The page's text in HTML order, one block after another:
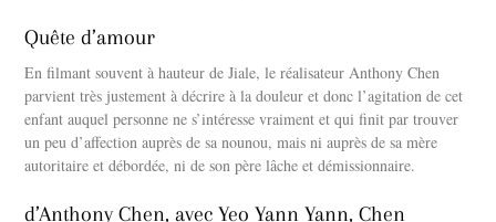
Quête d’amour
En filmant souvent à hauteur de Jiale, le réalisateur Anthony Chen
parvient très justement à décrire à la douleur et donc l’agitation de cet
enfant auquel personne ne s’intéresse vraiment et qui finit par trouver
un peu d’affection auprès de sa nounou, mais ni auprès de sa mère
autoritaire et débordée, ni de son père lâche et démissionnaire.
d’Anthony Chen, avec Yeo Yann Yann, Chen